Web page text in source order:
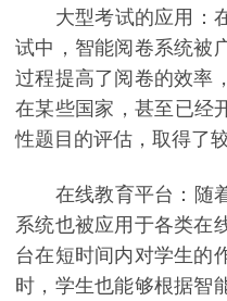
大型考试的应用：在
试中，智能阅卷系统被
过程提高了阅卷的效率
在某些国家，甚至已经
性题目的评估，取得了
在线教育平台：随着
系统也被应用于各类在
台在短时间内对学生的
时，学生也能够根据智